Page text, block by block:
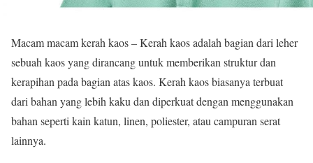
Macam macam kerah kaos – Kerah kaos adalah bagian dari leher
sebuah kaos yang dirancang untuk memberikan struktur dan
kerapihan pada bagian atas kaos. Kerah kaos biasanya terbuat
dari bahan yang lebih kaku dan diperkuat dengan menggunakan
bahan seperti kain katun, linen, poliester, atau campuran serat
lainnya.